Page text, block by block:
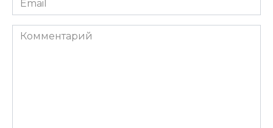
*
Комментарий